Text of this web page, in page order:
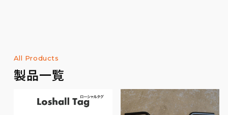
All Products
製品一覧